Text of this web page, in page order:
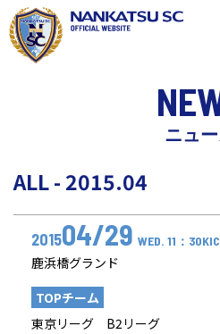
ニュ
ALL - 2015.04
201504/29 WED. 11：
鹿浜橋グランド
TOPチーム
東京リーグ B2リーグ